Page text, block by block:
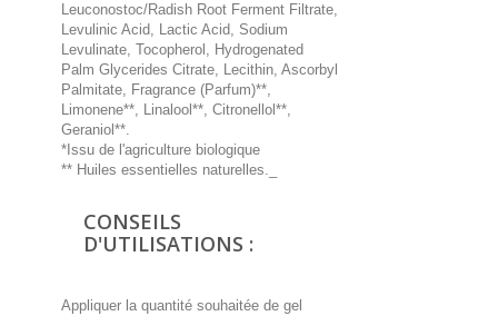
Leuconostoc/Radish Root Ferment Filtrate,
Levulinic Acid, Lactic Acid, Sodium
Levulinate, Tocopherol, Hydrogenated
Palm Glycerides Citrate, Lecithin, Ascorbyl
Palmitate, Fragrance (Parfum)**,
Limonene**, Linalool**, Citronellol**,
Geraniol**.
*Issu de l'agriculture biologique
** Huiles essentielles naturelles._
CONSEILS
D'UTILISATIONS :
Appliquer la quantité souhaitée de gel